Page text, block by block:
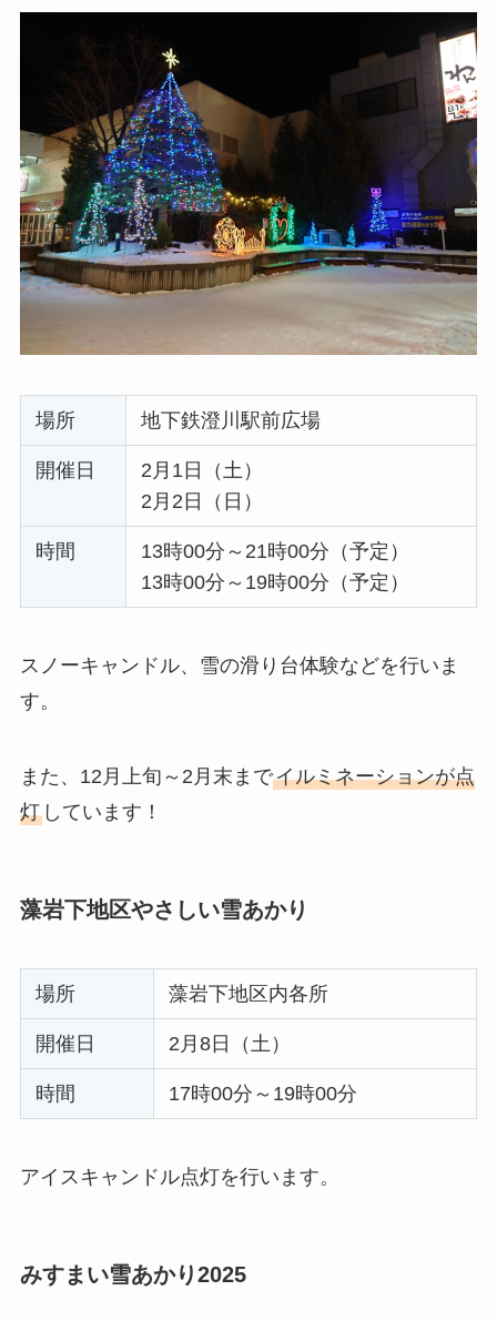
場所 地下鉄澄川駅前広場
開催日
2月1日（土）
2月2日（日）
時間
13時00分～21時00分（予定）
13時00分～19時00分（予定）
スノーキャンドル、雪の滑り台体験などを行いま
す。
また、12月上旬～2月末までイルミネーションが点
灯しています！
藻岩下地区やさしい雪あかり
場所 藻岩下地区内各所
開催日 2月8日（土）
時間 17時00分～19時00分
アイスキャンドル点灯を行います。
みすまい雪あかり2025